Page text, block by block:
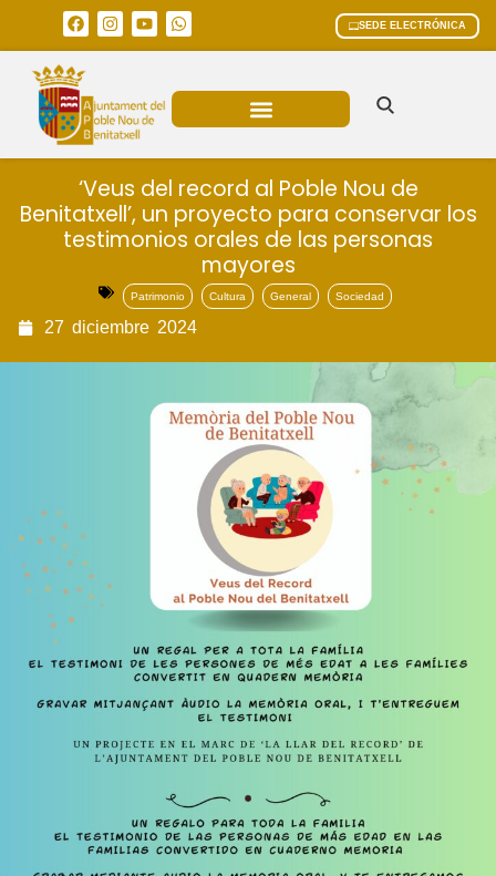
SEDE ELECTRÓNICA
‘Veus del record al Poble Nou de
Benitatxell’, un proyecto para conservar los
testimonios orales de las personas
mayores
Patrimonio Cultura General Sociedad
27 diciembre 2024